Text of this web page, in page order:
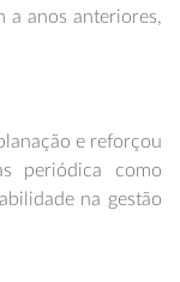
a anos anteriores,
e reforçou
periódica como
na gestão